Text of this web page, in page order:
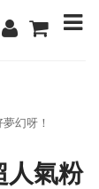
幻呀！
人氣粉